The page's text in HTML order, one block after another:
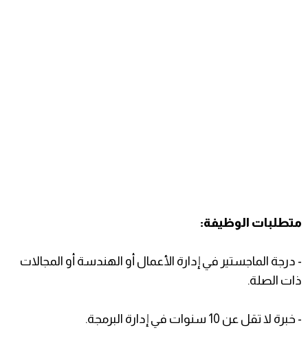
متطلبات الوظيفة:
- درجة الماجستير في إدارة الأعمال أو الهندسة أو المجالات
ذات الصلة.
- خبرة لا تقل عن 10 سنوات في إدارة البرمجة.